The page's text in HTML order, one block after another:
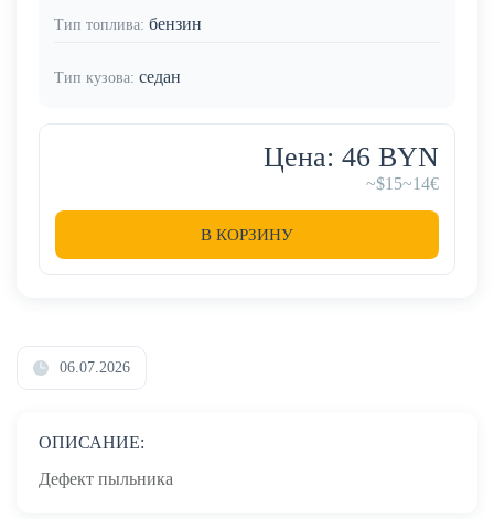
Тип топлива: бензин
Тип кузова: седан
Цена: 46 BYN
~$15~14€
В КОРЗИНУ
06.07.2026
ОПИСАНИЕ:
Дефект пыльника